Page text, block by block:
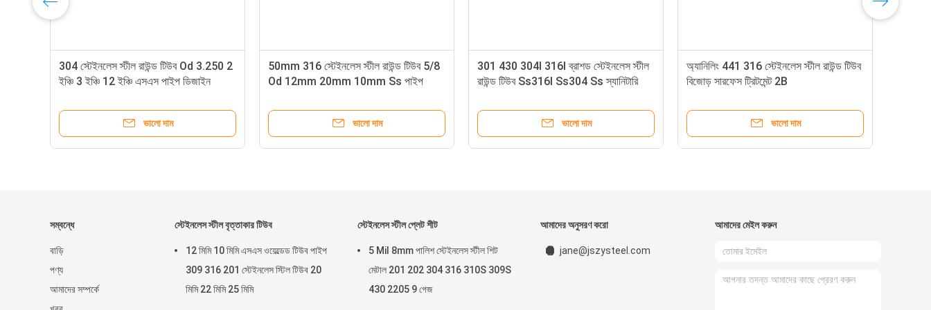
304 স্টেইনলেস স্টীল রাউন্ড টিউব Od 3.250 2
ইঞ্চি 3 ইঞ্চি 12 ইঞ্চি এসএস পাইপ ডিজাইন
ভালো দাম
50mm 316 স্টেইনলেস স্টীল রাউন্ড টিউব 5/8
Od 12mm 20mm 10mm Ss পাইপ
ভালো দাম
301 430 304l 316l ব্রাশড স্টেইনলেস স্টীল
রাউন্ড টিউব Ss316l Ss304 Ss স্যানিটারি
ভালো দাম
অ্যানিলিং 441 316 স্টেইনলেস স্টীল রাউন্ড টিউব
বিজোড় সারফেস ট্রিটমেন্ট 2B
ভালো দাম
সম্বন্ধে
বাড়ি
পণ্য
আমাদের সম্পর্কে
স্টেইনলেস স্টীল বৃত্তাকার টিউব
12 মিমি 10 মিমি এসএস ওয়েল্ডেড টিউব পাইপ
309 316 201 স্টেইনলেস স্টিল টিউব 20
মিমি 22 মিমি 25 মিমি
স্টেইনলেস স্টীল প্লেট শীট
5 Mil 8mm পালিশ স্টেইনলেস স্টীল শিট
মেটাল 201 202 304 316 310S 309S
430 2205 9 গেজ
আমাদের অনুসরণ করো
jane@jszysteel.com
আমাদের মেইল ​​করুন